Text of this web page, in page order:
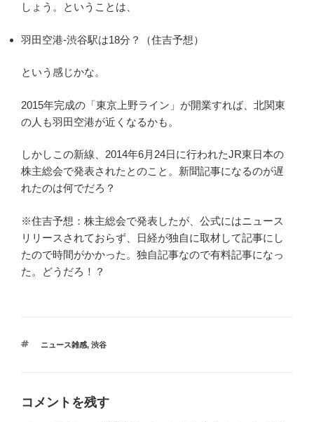
しょう。ということは、
羽田空港-渋谷駅は18分？（住吉予想）
という感じかな。
2015年完成の「東京上野ライン」が開業すれば、北関東
の人も羽田空港が近くなるかも。
しかしこの新線、2014年6月24日に行われたJR東日本の
株主総会で発表されたとのこと。新聞記事になるのが遅
れたのは何でだろ？
※住吉予想：株主総会で発表したが、公式にはニュース
リリースされておらず、日経が独自に取材して記事にし
たので時間がかかった。独自記事なので有料記事になっ
た。どうだろ！？
タ
ニュース雑感, 渋谷
コメントを残す